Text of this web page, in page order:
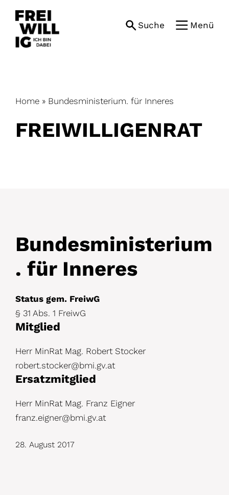
content
Suche Menü
Home » Bundesministerium. für Inneres
FREIWILLIGENRAT
D
e
t
i
l
Bundesministerium
. für Inneres
Status gem. FreiwG
§ 31 Abs. 1 FreiwG
Mitglied
Herr MinRat Mag. Robert Stocker
robert.stocker@bmi.gv.at
Ersatzmitglied
Herr MinRat Mag. Franz Eigner
franz.eigner@bmi.gv.at
28. August 2017